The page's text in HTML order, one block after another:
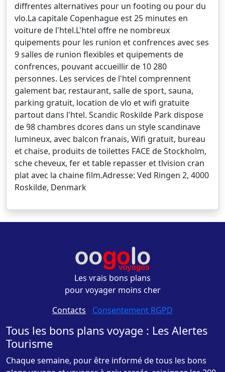
diffrentes alternatives pour un footing ou pour du
vlo.La capitale Copenhague est 25 minutes en
voiture de l'htel.L'htel offre ne nombreux
quipements pour les runion et confrences avec ses
9 salles de runion flexibles et quipements de
confrences, pouvant accueillir de 10 280
personnes. Les services de l'htel comprennent
galement bar, restaurant, salle de sport, sauna,
parking gratuit, location de vlo et wifi gratuite
partout dans l'htel. Scandic Roskilde Park dispose
de 98 chambres dcores dans un style scandinave
lumineux, avec balcon franais, Wifi gratuit, bureau
et chaise, produits de toilettes FACE de Stockholm,
sche cheveux, fer et table repasser et tlvision cran
plat avec la chaine film.Adresse: Ved Ringen 2, 4000
Roskilde, Denmark
Les vrais bons plans
pour voyager moins cher
Contacts - Consentement RGPD
Tous les bons plans voyage : Les Alertes
Tourisme
Chaque semaine, pour être informé de tous les bons